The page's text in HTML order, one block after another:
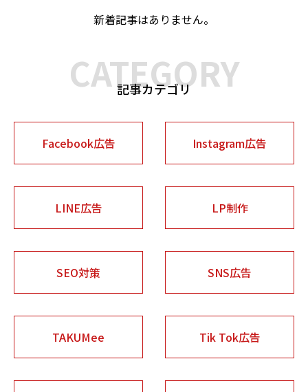
新着記事はありません。
CATEGORY
記事カテゴリ
Facebook広告 Instagram広告
LINE広告 LP制作
SEO対策 SNS広告
TAKUMee Tik Tok広告